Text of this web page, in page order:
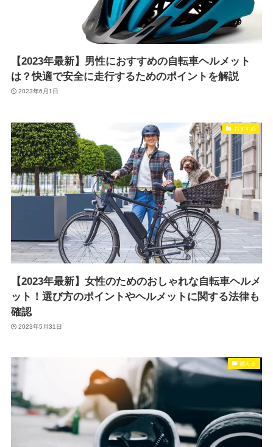
【2023年最新】男性におすすめの自転車ヘルメット
は？快適で安全に走行するためのポイントを解説
2023年6月1日
おすすめ
【2023年最新】女性のためのおしゃれな自転車ヘルメ
ット！選び方のポイントやヘルメットに関する法律も
確認
2023年5月31日
備える